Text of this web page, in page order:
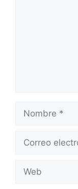
electrónico